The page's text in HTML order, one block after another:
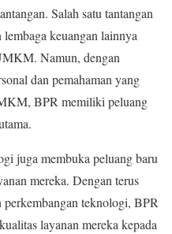
Salah satu tantangan
lembaga keuangan lainnya
Namun, dengan
dan pemahaman yang
BPR memiliki peluang
juga membuka peluang baru
mereka. Dengan terus
perkembangan teknologi, BPR
layanan mereka kepada